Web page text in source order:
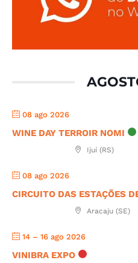
08 ago 2026
WINE DAY TERROIR NOMI
Ijuí (RS)
08 ago 2026
CIRCUITO DAS ESTAÇÕES
Aracaju (SE)
14 – 16 ago 2026
VINIBRA EXPO